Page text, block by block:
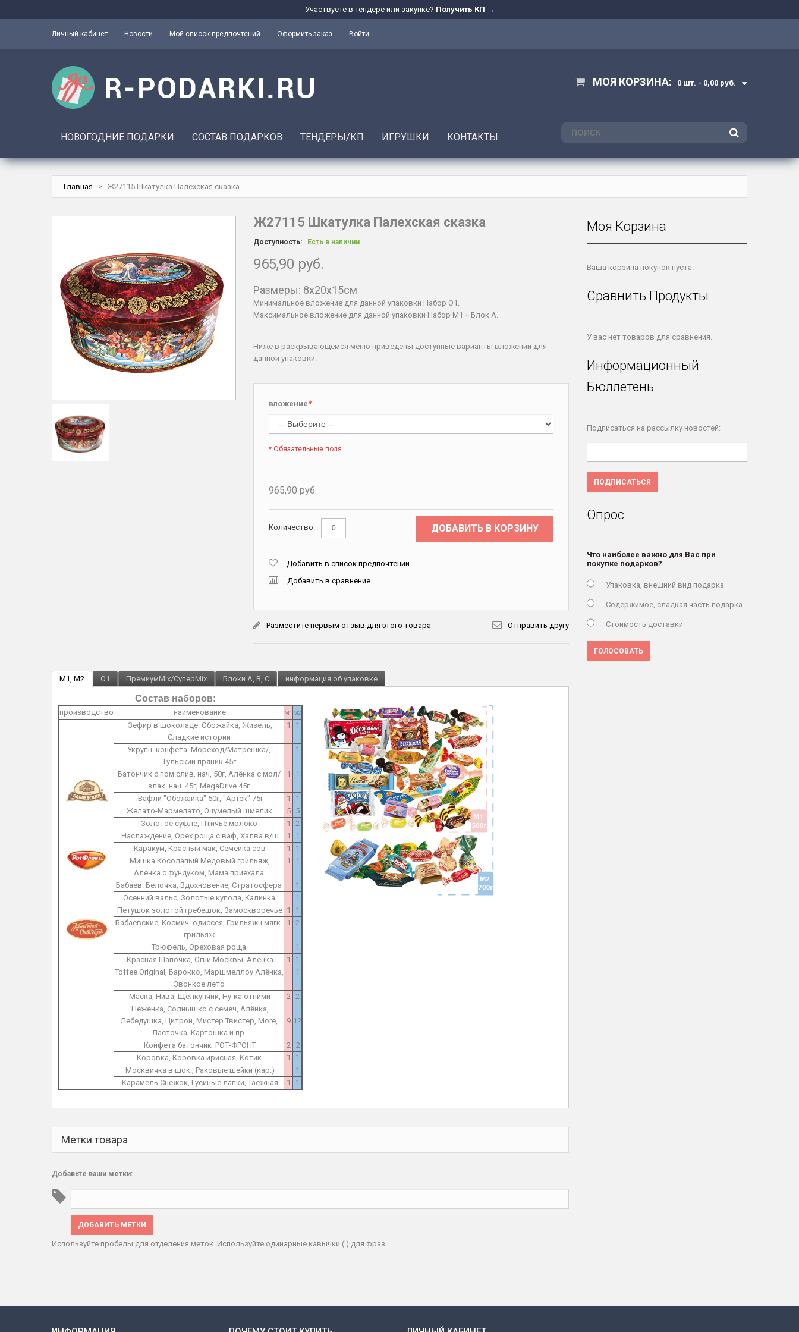
Участвуете в тендере или закупке? Получить КП →
Личный кабинет Новости Мой список предпочтений Оформить заказ Войти
МОЯ КОРЗИНА: 0 шт. - 0,00 руб.
ПОИСК
НОВОГОДНИЕ ПОДАРКИ СОСТАВ ПОДАРКОВ ТЕНДЕРЫ/КП ИГРУШКИ КОНТАКТЫ
Главная > Ж27115 Шкатулка Палехская сказка
Ж27115 Шкатулка Палехская сказка
Доступность: Есть в наличии
965,90 руб.
Размеры: 8x20x15см
Минимальное вложение для данной упаковки Набор O1.
Максимальное вложение для данной упаковки Набор М1 + Блок А.
Ниже в раскрывающемся меню приведены доступные варианты вложений для
данной упаковки.
*
вложение
* Обязательные поля
965,90 руб.
Количество: ДОБАВИТЬ В КОРЗИНУ
Добавить в список предпочтений
Добавить в сравнение
Разместите первым отзыв для этого товара Отправить другу
M1, M2 O1 ПремиумMix/СуперMix Блоки A, B, C информация об упаковке
Состав наборов:
производство наименование M1 M2
Зефир в шоколаде: Обожайка, Жизель,
Сладкие истории
1 1
Укрупн. конфета: Мореход/Матрешка/,
Тульский пряник 45г
1
Батончик с пом.слив. нач, 50г, Алёнка с мол/
злак. нач. 45г, MegaDrive 45г
1 1
Вафли "Обожайка" 50г, "Артек" 75г 1
1
Желато-Мармелато, Очумелый шмелик
5
5
Золотое суфле, Птичье молоко
1
2
Наслаждение, Орех.роща с ваф, Халва в/ш
1
1
Каракум, Красный мак, Семейка сов
1
1
Мишка Косолапый Медовый грильяж,
Аленка с фундуком, Мама приехала
1 1
Бабаев. Белочка, Вдохновение, Стратосфера
1
Осенний вальс, Золотые купола, Калинка
1
Петушок золотой гребешок, Замоскворечье 1
1
Бабаевские, Космич. одиссея, Грильяжн.мягк.
грильяж
1 2
Трюфель, Ореховая роща
1
Красная Шапочка, Огни Москвы, Алёнка
1
1
Toffee Original, Барокко, Маршмеллоу Алёнка,
Звонкое лето
1
Маска, Нива, Щелкунчик, Ну-ка отними 2 2
Неженка, Солнышко с семеч, Алёнка,
Лебедушка, Цитрон, Мистер Твистер, More,
Ласточка, Картошка и пр.
9 12
Конфета батончик РОТ-ФРОНТ 2
2
Коровка, Коровка ирисная, Котик
1
1
Москвичка в шок., Раковые шейки (кар.)
1
Карамель Снежок, Гусиные лапки, Таёжная
1 1
Метки товара
Добавьте ваши метки:
ДОБАВИТЬ МЕТКИ
Используйте пробелы для отделения меток. Используйте одинарные кавычки (') для фраз.
Моя Корзина
Ваша корзина покупок пуста.
Сравнить Продукты
У вас нет товаров для сравнения.
Информационный
Бюллетень
Подписаться на рассылку новостей:
ПОДПИСАТЬСЯ
Опрос
Что наиболее важно для Вас при
покупке подарков?
Упаковка, внешний вид подарка
Содержимое, сладкая часть подарка
Стоимость доставки
ГОЛОСОВАТЬ